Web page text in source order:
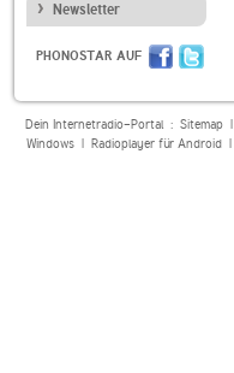
Newsletter
PHONOSTAR AUF
Dein Internetradio-Portal : Sitemap|
Windows| Radioplayer für Android|